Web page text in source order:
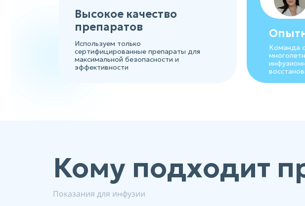
Высокое качество
препаратов
Используем только
сертифицированные препараты для
максимальной безопасности и
эффективности
Команда
Кому подходит
Показания для инфузии